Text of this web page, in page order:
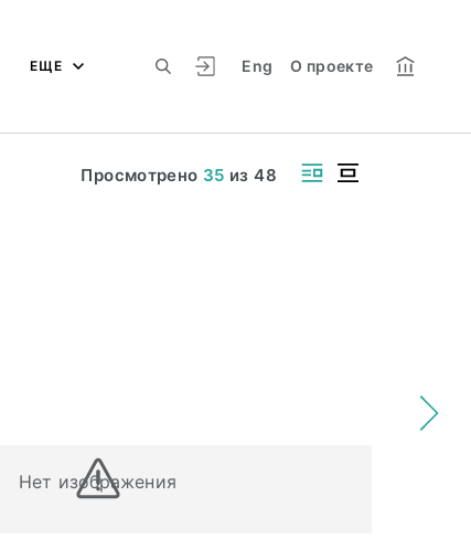
Eng О проекте
ЕЩЕ
Просмотрено 35 из48
Нет изображения